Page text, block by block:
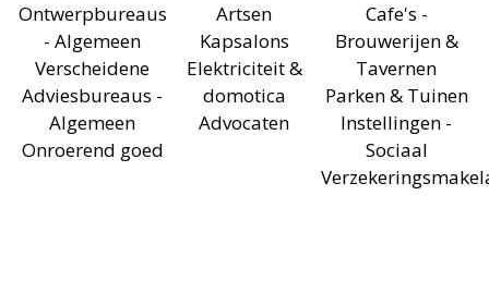
Ontwerpbureaus
- Algemeen
Verscheidene
Adviesbureaus -
Algemeen
Onroerend goed
Artsen
Kapsalons
Elektriciteit &
domotica
Advocaten
Cafe's -
Brouwerijen &
Tavernen
Parken & Tuinen
Instellingen -
Sociaal